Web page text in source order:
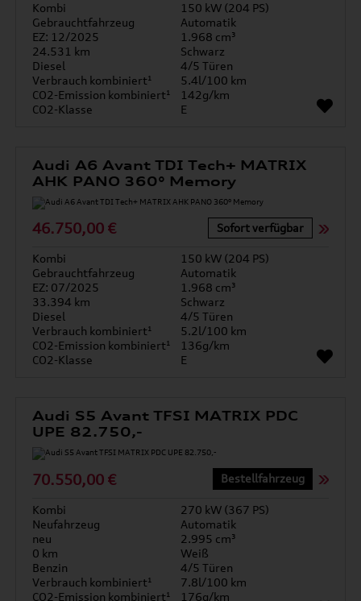
Kombi
150 kW (204 PS)
Gebrauchtfahrzeug
Automatik
EZ: 12/2025
1.968 cm³
24.531 km
Schwarz
Diesel
4/5 Türen
Verbrauch kombiniert¹
5.4l/100 km
CO2-Emission kombiniert¹
142g/km
CO2-Klasse
E
Audi A6 Avant TDI Tech+ MATRIX
AHK PANO 360° Memory
46.750,00 € Sofort verfügbar
Kombi
150 kW (204 PS)
Gebrauchtfahrzeug
Automatik
EZ: 07/2025
1.968 cm³
33.394 km
Schwarz
Diesel
4/5 Türen
Verbrauch kombiniert¹
5.2l/100 km
CO2-Emission kombiniert¹
136g/km
CO2-Klasse
E
Audi S5 Avant TFSI MATRIX PDC
UPE 82.750,-
70.550,00 € Bestellfahrzeug
Kombi
270 kW (367 PS)
Neufahrzeug
Automatik
neu
2.995 cm³
0 km
Weiß
Benzin
4/5 Türen
Verbrauch kombiniert¹
7.8l/100 km
CO2-Emission kombiniert¹
176g/km